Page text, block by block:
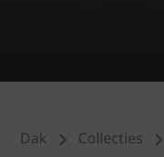
Dak Collecties